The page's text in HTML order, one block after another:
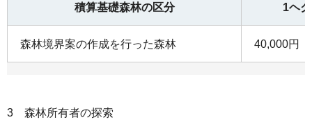
積算基礎森林の区分 1ヘ
森林境界案の作成を行った森林 40,000円
3 森林所有者の探索